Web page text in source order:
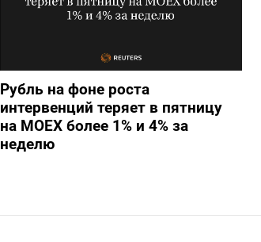
Рубль на фоне роста
интервенций теряет в пятницу
на МОЕХ более 1% и 4% за
неделю